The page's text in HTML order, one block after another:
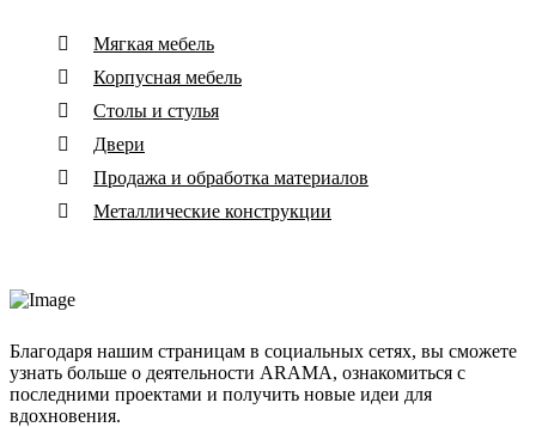
Мягкая мебель
Корпусная мебель
Столы и стулья
Двери
Продажа и обработка материалов
Металлические конструкции
Благодаря нашим страницам в социальных сетях, вы сможете
узнать больше о деятельности ARAMA, ознакомиться с
последними проектами и получить новые идеи для
вдохновения.